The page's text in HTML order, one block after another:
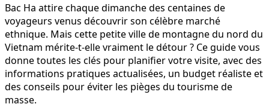
Bac Ha attire chaque dimanche des centaines de
voyageurs venus découvrir son célèbre marché
ethnique. Mais cette petite ville de montagne du nord du
Vietnam mérite-t-elle vraiment le détour ? Ce guide vous
donne toutes les clés pour planifier votre visite, avec des
informations pratiques actualisées, un budget réaliste et
des conseils pour éviter les pièges du tourisme de
masse.